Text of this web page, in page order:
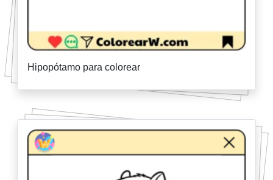
Hipopótamo para colorear